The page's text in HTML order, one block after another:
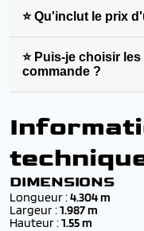
⭐ Qu'inclut le prix
⭐ Puis-je choisir
commande ?
DIMENSIONS
Longueur :4.304 m
Largeur :1.987 m
Hauteur :1.55 m